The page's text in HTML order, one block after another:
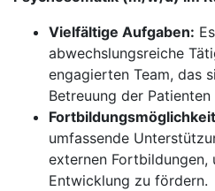
Vielfältige Aufgaben:
abwechslungsreiche
engagierten Team, das
Betreuung der
umfassende
externen Fortbildungen,
Entwicklung zu fördern.